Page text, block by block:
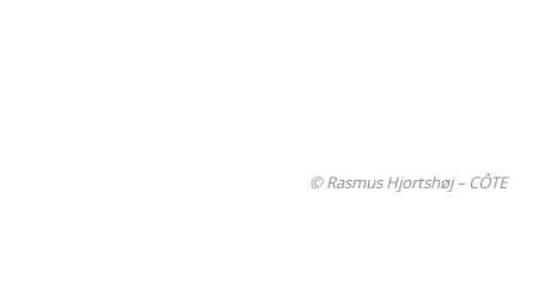
© Rasmus Hjortshøj – CÔTE